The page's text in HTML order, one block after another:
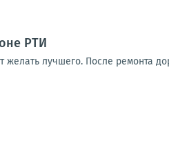
РТИ
лучшего. После ремонта